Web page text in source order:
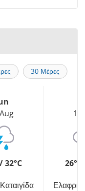
30 Μέρες
32°C
10
26°C
Ελαφριά